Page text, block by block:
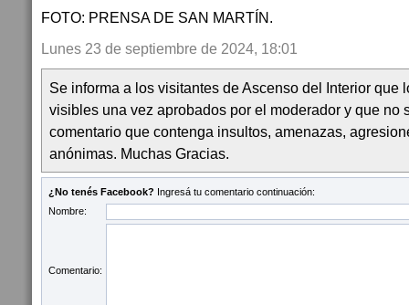
FOTO: PRENSA DE SAN MARTÍN.
Lunes 23 de septiembre de 2024, 18:01
Se informa a los visitantes de Ascenso del Interior que
visibles una vez aprobados por el moderador y que no
comentario que contenga insultos, amenazas,
anónimas. Muchas Gracias.
¿No tenés Facebook? Ingresá tu comentario continuación:
Nombre:
Comentario: